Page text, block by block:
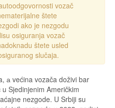
vozač
štete
ako je nezgodu
osiguranja vozač
štete usled
slučaja.
а većina vozača doživi bar
Sjedinjenim Američkim
nezgode. U Srbiji su